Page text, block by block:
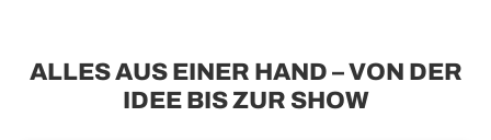
ALLES AUS EINER HAND – VON DER
IDEE BIS ZUR SHOW